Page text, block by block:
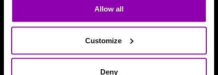
Allow all
Customize
Deny